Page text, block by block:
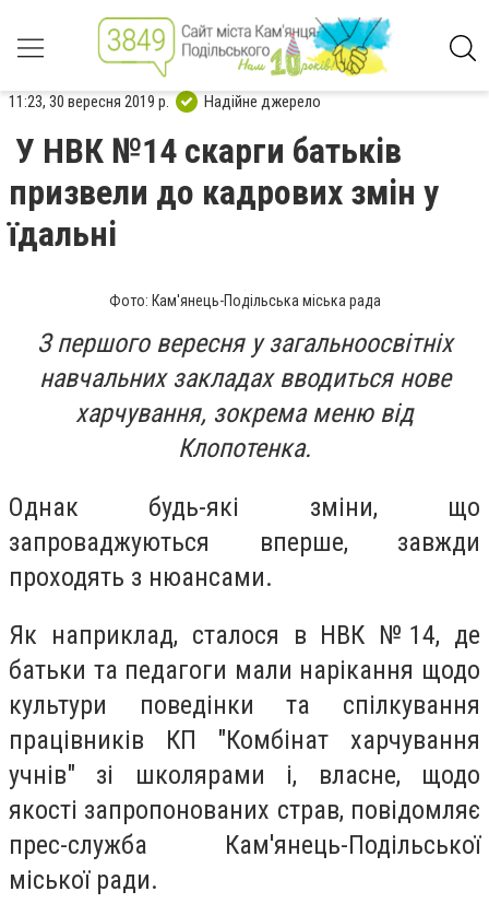
11:23, 30 вересня 2019 р. Надійне джерело
У НВК №14 скарги батьків
призвели до кадрових змін у
їдальні
Фото: Кам'янець-Подільська міська рада
З першого вересня у загальноосвітніх
навчальних закладах вводиться нове
харчування, зокрема меню від
Клопотенка.
Однак будь-які зміни, що
запроваджуються вперше, завжди
проходять з нюансами.
Як наприклад, сталося в НВК №14, де
батьки та педагоги мали нарікання щодо
культури поведінки та спілкування
працівників КП "Комбінат харчування
учнів" зі школярами і, власне, щодо
якості запропонованих страв, повідомляє
прес-служба Кам'янець-Подільської
міської ради.